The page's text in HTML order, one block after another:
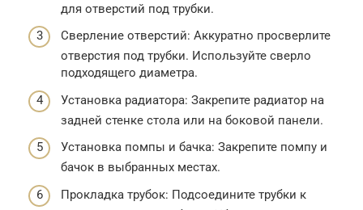
для отверстий под трубки.
Сверление отверстий: Аккуратно просверлите
отверстия под трубки. Используйте сверло
подходящего диаметра.
Установка радиатора: Закрепите радиатор на
задней стенке стола или на боковой панели.
Установка помпы и бачка: Закрепите помпу и
бачок в выбранных местах.
Прокладка трубок: Подсоедините трубки к